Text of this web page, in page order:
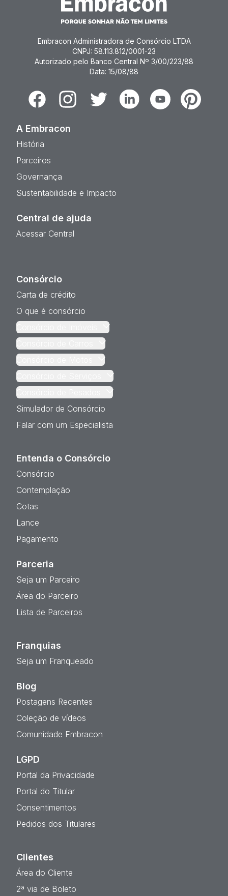
Embracon Administradora de Consórcio LTDA
CNPJ: 58.113.812/0001-23
Autorizado pelo Banco Central Nº 3/00/223/88
Data: 15/08/88
FacebookInstagramTwitter LinkedinYoutubePinterest
A Embracon
História
Parceiros
Governança
Sustentabilidade e Impacto
Central de ajuda
Acessar Central
Consórcio
Carta de crédito
O que é consórcio
Simulador de Consórcio
Falar com um Especialista
Entenda o Consórcio
Consórcio
Contemplação
Cotas
Lance
Pagamento
Parceria
Seja um Parceiro
Área do Parceiro
Lista de Parceiros
Franquias
Seja um Franqueado
Blog
Postagens Recentes
Coleção de vídeos
Comunidade Embracon
LGPD
Portal da Privacidade
Portal do Titular
Consentimentos
Pedidos dos Titulares
Clientes
Área do Cliente
2ª via de Boleto